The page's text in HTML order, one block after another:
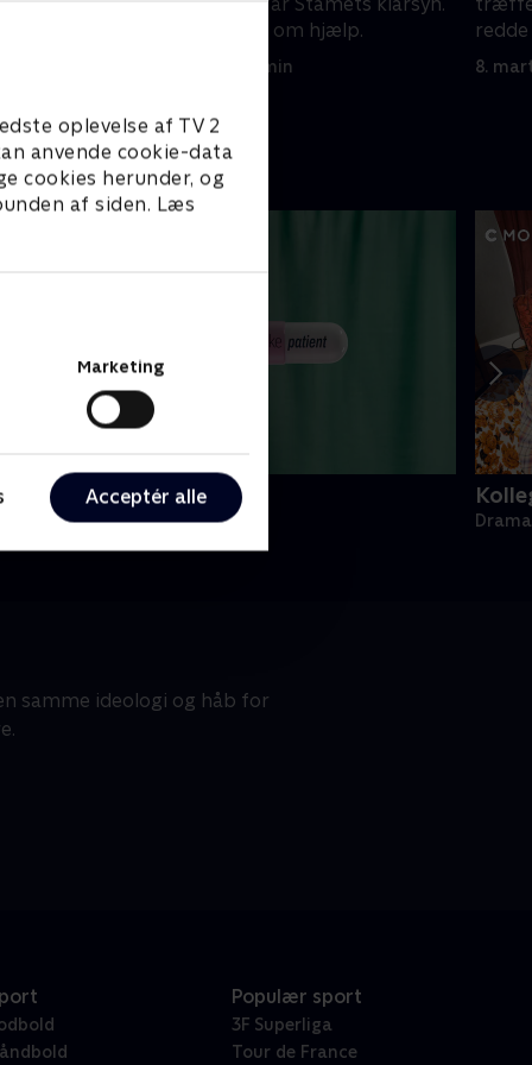
oplevelse af TV 2
anvende cookie-data
cookies herunder, og
af siden. Læs
Marketing
Acceptér alle
Saru beder L'Rells om hjælp.
8. marts 2024 • 35 min
redde
8.
Patient
• 1 sæsoner
samme ideologi og håb for
Populær sport
3F Superliga
Tour de France